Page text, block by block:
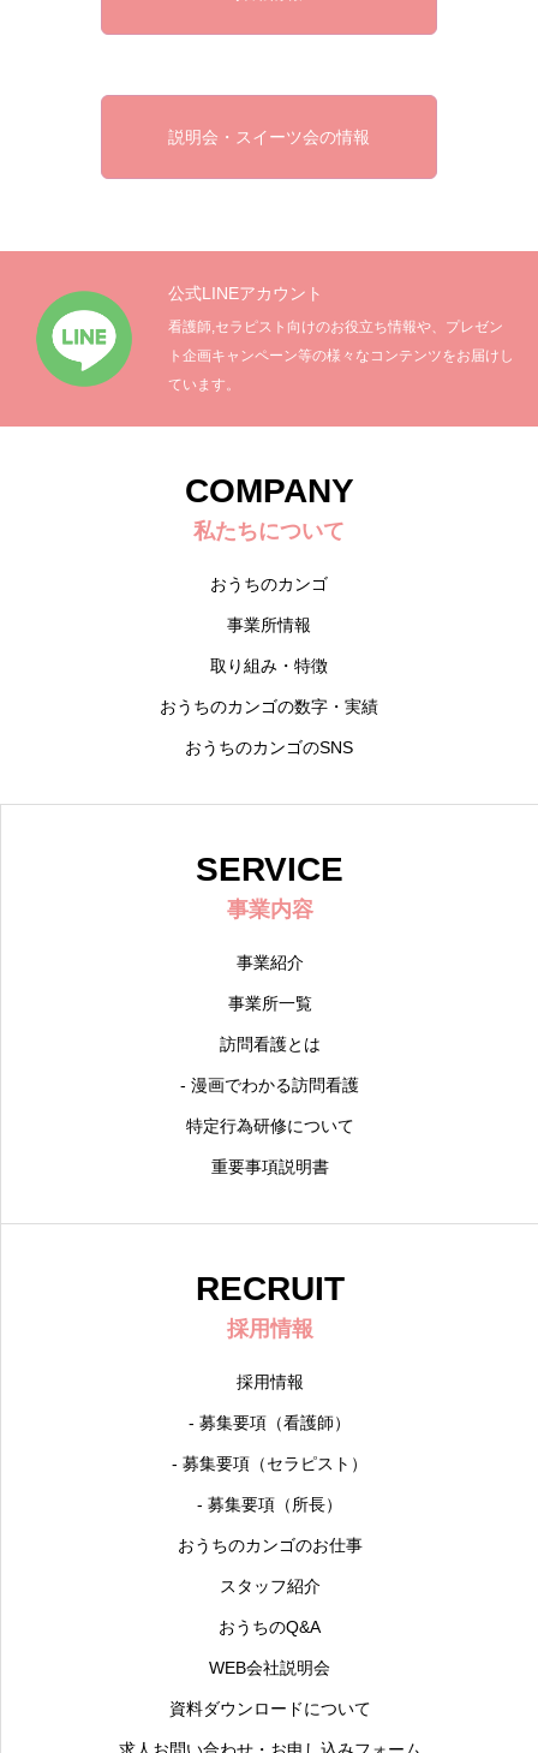
説明会・スイーツ会の情報
公式LINEアカウント
看護師,セラピスト向けのお役立ち情報や、プレゼン
ト企画キャンペーン等の様々なコンテンツをお届けし
ています。
COMPANY
私たちについて
おうちのカンゴ
事業所情報
取り組み・特徴
おうちのカンゴの数字・実績
おうちのカンゴのSNS
SERVICE
事業内容
事業紹介
事業所一覧
訪問看護とは
- 漫画でわかる訪問看護
特定行為研修について
重要事項説明書
RECRUIT
採用情報
採用情報
- 募集要項（看護師）
- 募集要項（セラピスト）
- 募集要項（所長）
おうちのカンゴのお仕事
スタッフ紹介
おうちのQ&A
WEB会社説明会
資料ダウンロードについて